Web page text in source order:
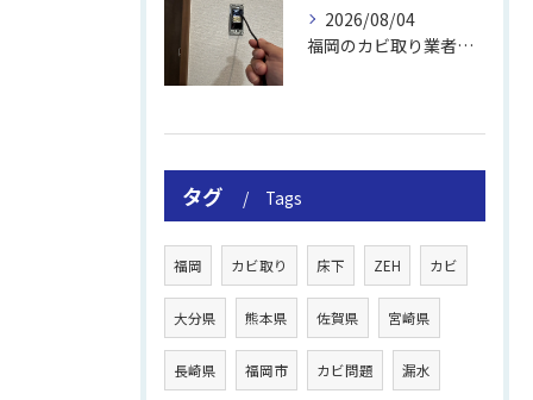
2026/08/04
福岡のカビ取り業者おすすめの選び方と費用
タグ Tags
福岡 カビ取り 床下 ZEH カビ
大分県 熊本県 佐賀県 宮崎県
長崎県 福岡市 カビ問題 漏水